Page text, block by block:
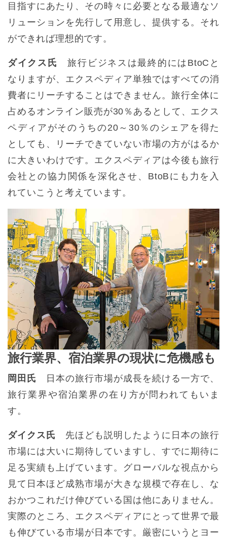
目指すにあたり、その時々に必要となる最適なソ
リューションを先行して用意し、提供する。それ
ができれば理想的です。
ダイクス氏
旅行ビジネスは最終的にはBtoCと
なりますが、エクスペディア単独ではすべての消
費者にリーチすることはできません。旅行全体に
占めるオンライン販売が30％あるとして、エクス
ペディアがそのうちの20～30％のシェアを得た
としても、リーチできていない市場の方がはるか
に大きいわけです。エクスペディアは今後も旅行
会社との協力関係を深化させ、BtoBにも力を入
れていこうと考えています。
旅行業界、宿泊業界の現状に危機感も
岡田氏
日本の旅行市場が成長を続ける一方で、
旅行業界や宿泊業界の在り方が問われてもいま
す。
ダイクス氏
先ほども説明したように日本の旅行
市場には大いに期待していますし、すでに期待に
足る実績も上げています。グローバルな視点から
見て日本ほど成熟市場が大きな規模で存在し、な
おかつこれだけ伸びている国は他にありません。
実際のところ、エクスペディアにとって世界で最
も伸びている市場が日本です。厳密にいうとヨー